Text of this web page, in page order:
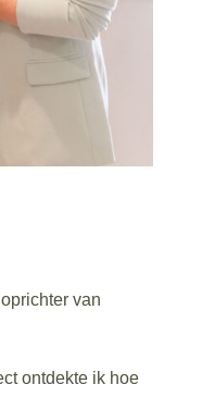
van
ontdekte ik hoe